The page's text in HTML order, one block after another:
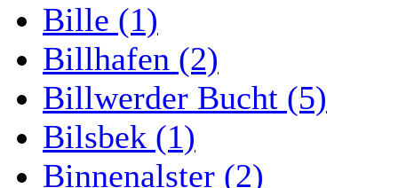
Bille (1)
Billhafen (2)
Billwerder Bucht (5)
Bilsbek (1)
Binnenalster (2)